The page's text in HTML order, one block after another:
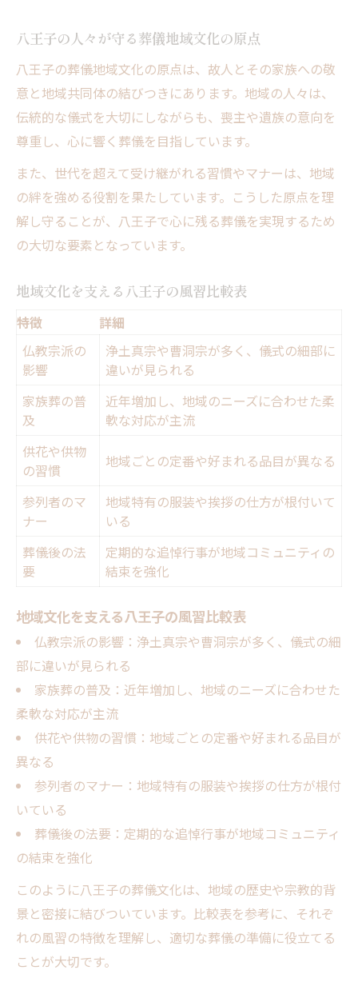
八王子の人々が守る葬儀地域文化の原点
八王子の葬儀地域文化の原点は、故人とその家族への敬
意と地域共同体の結びつきにあります。地域の人々は、
伝統的な儀式を大切にしながらも、喪主や遺族の意向を
尊重し、心に響く葬儀を目指しています。
また、世代を超えて受け継がれる習慣やマナーは、地域
の絆を強める役割を果たしています。こうした原点を理
解し守ることが、八王子で心に残る葬儀を実現するため
の大切な要素となっています。
地域文化を支える八王子の風習比較表
特徴
詳細
仏教宗派の
影響
浄土真宗や曹洞宗が多く、儀式の細部に
違いが見られる
家族葬の普
及
近年増加し、地域のニーズに合わせた柔
軟な対応が主流
供花や供物
の習慣
地域ごとの定番や好まれる品目が異なる
参列者のマ
ナー
地域特有の服装や挨拶の仕方が根付いて
いる
葬儀後の法
要
定期的な追悼行事が地域コミュニティの
結束を強化
地域文化を支える八王子の風習比較表
仏教宗派の影響：浄土真宗や曹洞宗が多く、儀式の細
部に違いが見られる
家族葬の普及：近年増加し、地域のニーズに合わせた
柔軟な対応が主流
供花や供物の習慣：地域ごとの定番や好まれる品目が
異なる
参列者のマナー：地域特有の服装や挨拶の仕方が根付
いている
葬儀後の法要：定期的な追悼行事が地域コミュニティ
の結束を強化
このように八王子の葬儀文化は、地域の歴史や宗教的背
景と密接に結びついています。比較表を参考に、それぞ
れの風習の特徴を理解し、適切な葬儀の準備に役立てる
ことが大切です。